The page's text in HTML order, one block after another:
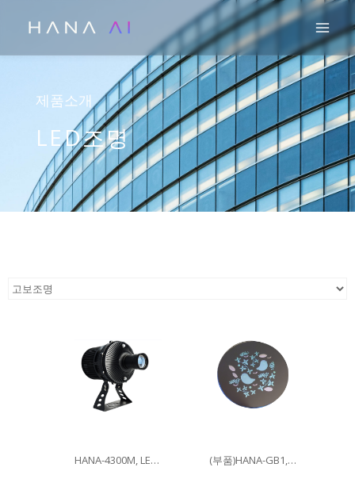
츠
제품소개
LED조명
HANA-4300M, LED300W (부품)HANA-GB1, 이미지글라스